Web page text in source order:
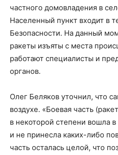
частного домовладения в
Населенный пункт входит в
Безопасности. На данный
ракеты изъяты с места
работают специалисты и
органов.
Олег Беляков уточнил, что
воздухе. «Боевая часть
в некоторой степени вошла в
и не принесла каких-либо
часть осталась целой, что